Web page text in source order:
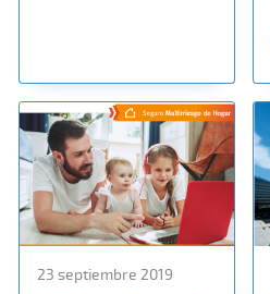
23 septiembre 2019